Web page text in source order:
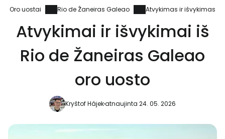
Oro uostai Rio de Žaneiras Galeao Atvykimas ir išvykimas
Atvykimai ir išvykimai iš
Rio de Žaneiras Galeao
oro uosto
Kryštof Hájekatnaujinta 24. 05. 2026
Cestee
... pasaulinė kelionių bendruomenė
Tęsti su Facebook